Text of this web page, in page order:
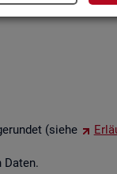
öko­lo­gi­schen
(siehe
Daten.